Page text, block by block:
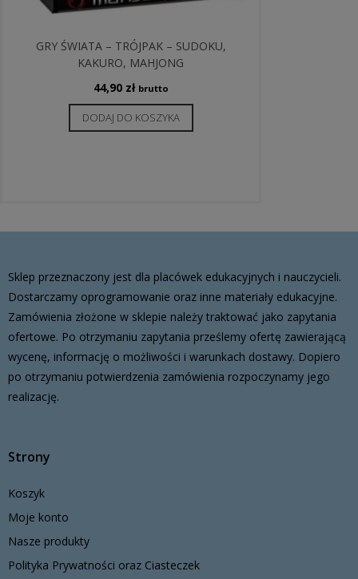
GRY ŚWIATA – TRÓJPAK – SUDOKU,
KAKURO, MAHJONG
44,90 zł brutto
DODAJ DO KOSZYKA
Sklep przeznaczony jest dla placówek edukacyjnych i nauczycieli.
Dostarczamy oprogramowanie oraz inne materiały edukacyjne.
Zamówienia złożone w sklepie należy traktować jako zapytania
ofertowe. Po otrzymaniu zapytania prześlemy ofertę zawierającą
wycenę, informację o możliwości i warunkach dostawy. Dopiero
po otrzymaniu potwierdzenia zamówienia rozpoczynamy jego
realizację.
Strony
Koszyk
Moje konto
Nasze produkty
Polityka Prywatności oraz Ciasteczek